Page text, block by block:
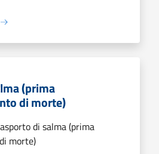
(prima
di morte)
di salma (prima
morte)